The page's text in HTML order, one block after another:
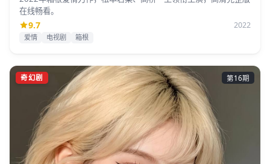
在线畅看。
9.7 2022
爱情 电视剧 箱根
奇幻剧 第16期